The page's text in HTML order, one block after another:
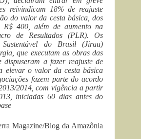
reivindicam 18% de reajuste
do valor da cesta básica, dos
400, além de aumento na
de Resultados (PLR). Os
Sustentável do Brasil (Jirau)
que executam as obras das
dispuseram a fazer reajuste de
elevar o valor da cesta básica
fazem parte do acordo
2014, com vigência a partir
iniciadas 60 dias antes do
Magazine/Blog da Amazônia